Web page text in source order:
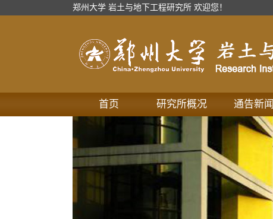
郑州大学 岩土与地下工程研究所 欢迎您！
首页 研究所概况 通告新闻